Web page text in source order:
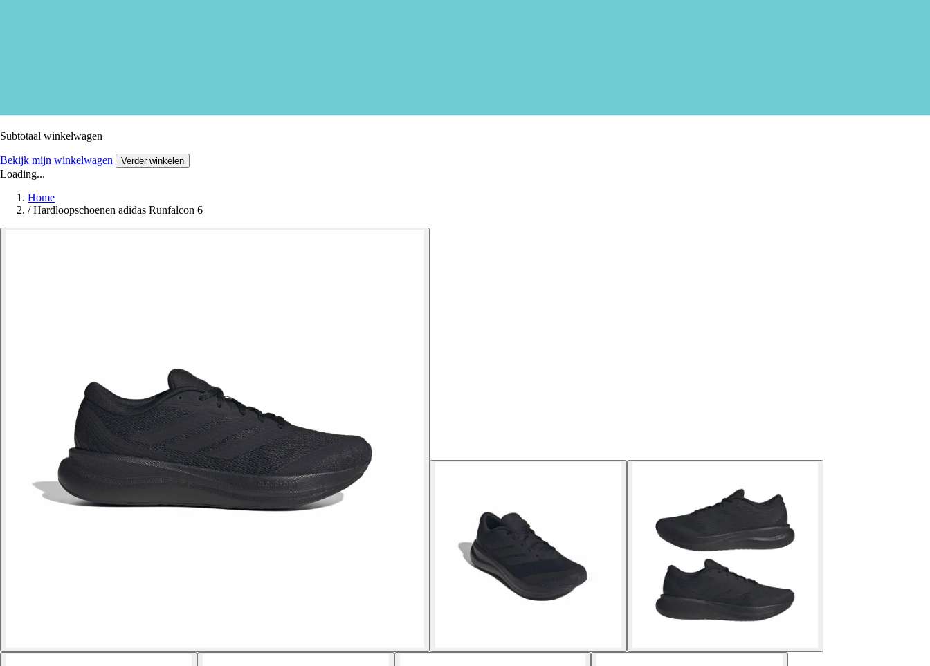
Subtotaal winkelwagen
Bekijk mijn winkelwagen Verder winkelen
Loading...
Home
/ Hardloopschoenen adidas Runfalcon 6